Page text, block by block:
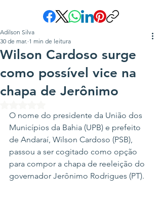
Wilson Cardoso surge
como possível vice na
chapa de Jerônimo
Adilson Silva
30 de mar. 1 min de leitura
O nome do presidente da União dos
Municípios da Bahia (UPB) e prefeito
de Andaraí, Wilson Cardoso (PSB),
passou a ser cogitado como opção
para compor a chapa de reeleição do
governador Jerônimo Rodrigues (PT).